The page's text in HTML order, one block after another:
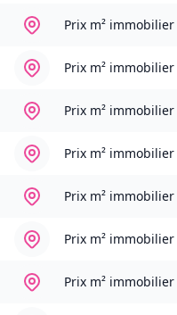
Prix m² immobilier
Prix m² immobilier
Prix m² immobilier
Prix m² immobilier
Prix m² immobilier
Prix m² immobilier
Prix m² immobilier